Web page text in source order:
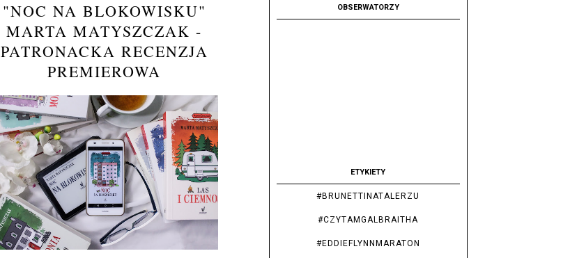
"NOC NA BLOKOWISKU"
MARTA MATYSZCZAK -
PATRONACKA RECENZJA
PREMIEROWA
OBSERWATORZY
ETYKIETY
#BRUNETTINATALERZU
#CZYTAMGALBRAITHA
#EDDIEFLYNNMARATON